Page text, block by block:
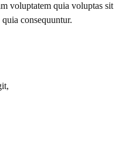
voluptatem quia voluptas sit
consequuntur.